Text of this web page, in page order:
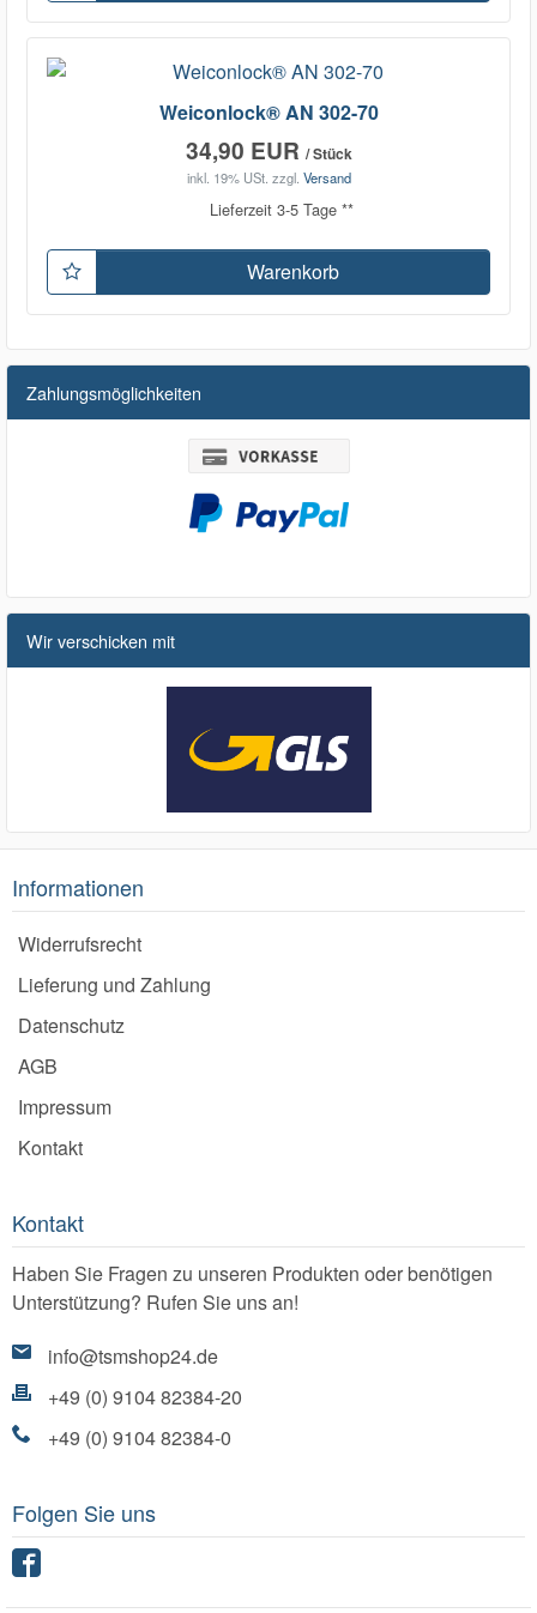
Weiconlock® AN 302-70
34,90 EUR / Stück
inkl. 19% USt. zzgl. Versand
Lieferzeit 3-5 Tage **
Warenkorb
Zahlungsmöglichkeiten
Wir verschicken mit
Informationen
Widerrufsrecht
Lieferung und Zahlung
Datenschutz
AGB
Impressum
Kontakt
Kontakt
Haben Sie Fragen zu unseren Produkten oder benötigen
Unterstützung? Rufen Sie uns an!
info@tsmshop24.de
+49 (0) 9104 82384-20
+49 (0) 9104 82384-0
Folgen Sie uns